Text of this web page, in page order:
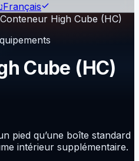
Français
Conteneur High Cube (HC)
Cube (HC)
pied qu’une boîte standard
intérieur supplémentaire.